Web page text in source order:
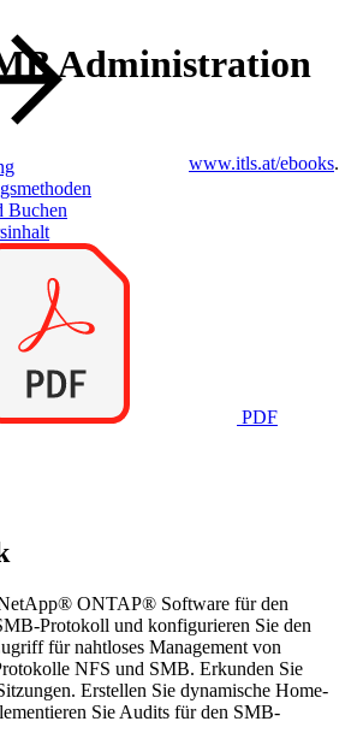
www.itls.at/ebooks.
Administration
Buchen
PDF
ONTAP® Software für den
Protokoll und konfigurieren Sie den
für nahtloses Management von
NFS und SMB. Erkunden Sie
Erstellen Sie dynamische Home-
Sie Audits für den SMB-